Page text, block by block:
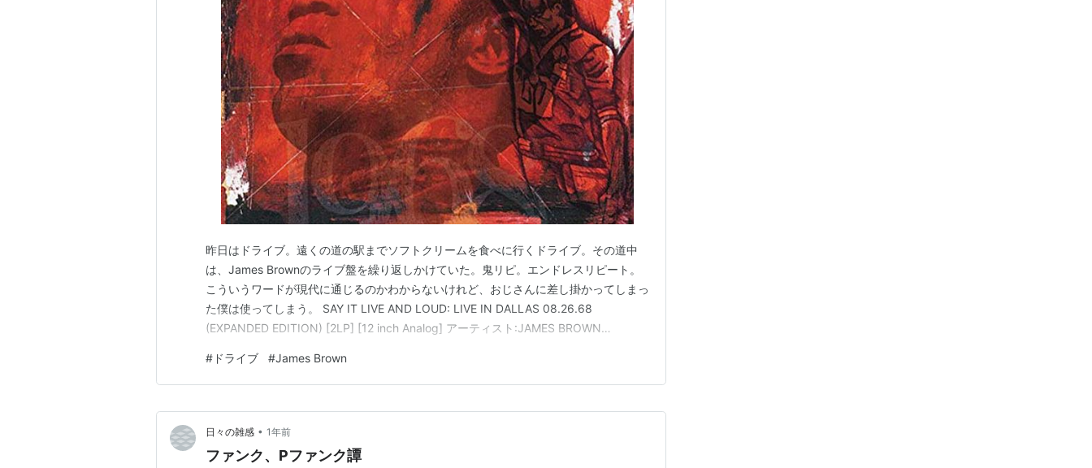
昨日はドライブ。遠くの道の駅までソフトクリームを食べに行くドライブ。その道中
は、James Brownのライブ盤を繰り返しかけていた。鬼リピ。エンドレスリピート。
こういうワードが現代に通じるのかわからないけれど、おじさんに差し掛かってしまっ
た僕は使ってしまう。 SAY IT LIVE AND LOUD: LIVE IN DALLAS 08.26.68
(EXPANDED EDITION) [2LP] [12 inch Analog] アーティスト:JAMES BROWN
# ドライブ #James Brown
日々の雑感 • 1年前
ファンク、Pファンク譚